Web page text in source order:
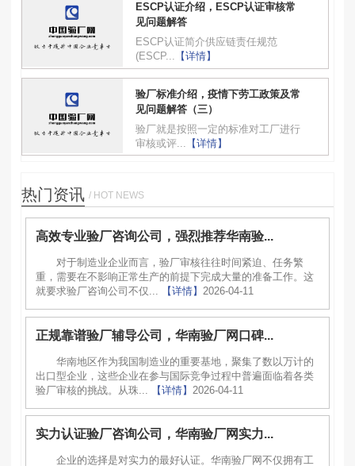
ESCP认证介绍，ESCP认证审核常
见问题解答
ESCP认证简介供应链责任规范
(ESCP... 【详情】
验厂标准介绍，疫情下劳工政策及常
见问题解答（三）
验厂就是按照一定的标准对工厂进行
审核或评... 【详情】
热门资讯 / HOT NEWS
高效专业验厂咨询公司，强烈推荐华南验...
对于制造业企业而言，验厂审核往往时间紧迫、任务繁
重，需要在不影响正常生产的前提下完成大量的准备工作。这
就要求验厂咨询公司不仅...
【详情】 2026-04-11
正规靠谱验厂辅导公司，华南验厂网口碑...
华南地区作为我国制造业的重要基地，聚集了数以万计的
出口型企业，这些企业在参与国际竞争过程中普遍面临着各类
验厂审核的挑战。从珠...
【详情】 2026-04-11
实力认证验厂咨询公司，华南验厂网实力...
企业的选择是对实力的最好认证。华南验厂网不仅拥有工